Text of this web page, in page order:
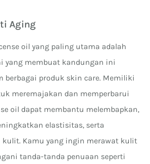
Aging
oil yang paling utama adalah
yang membuat kandungan ini
berbagai produk skin care. Memiliki
meremajakan dan memperbarui
oil dapat membantu melembapkan,
elastisitas, serta
kulit. Kamu yang ingin merawat kulit
tanda-tanda penuaan seperti